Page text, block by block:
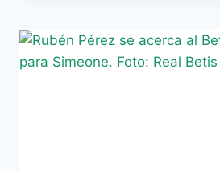
LA
NUEVA